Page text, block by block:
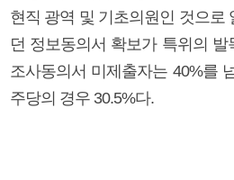
현직 광역 및 기초의원인 것으로
던 정보동의서 확보가 특위의 발
조사동의서 미제출자는 40%를
주당의 경우 30.5%다.